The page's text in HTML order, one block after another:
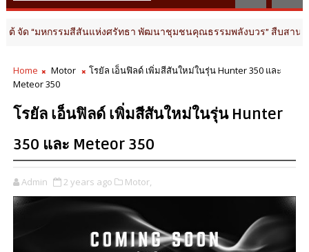
รรมสีสันแห่งศรัทธา พัฒนาชุมชนคุณธรรมพลังบวร” สืบสานคุณธรรม ต่
Home Motor
โรยัล เอ็นฟิลด์ เพิ่มสีสันใหม่ในรุ่น Hunter 350 และ
Meteor 350
โรยัล เอ็นฟิลด์ เพิ่มสีสันใหม่ในรุ่น Hunter
350 และ Meteor 350
Admin 2 years ago Motor,